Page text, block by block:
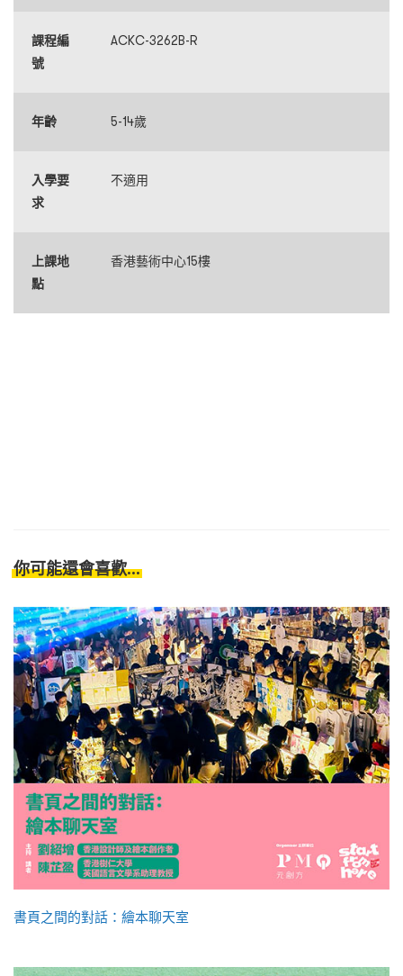
課程編
號
ACKC-3262B-R
年齡 5-14歲
入學要
求
不適用
上課地
點
香港藝術中心15樓
你可能還會喜歡...
書頁之間的對話：繪本聊天室